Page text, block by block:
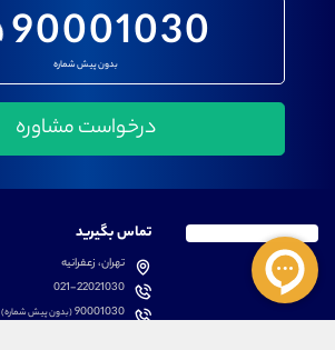
90001030
بدون پیش شماره
تماس بگیرید
تهران، زعفرانیه
021-22021030
90001030(بدون پیش شماره)